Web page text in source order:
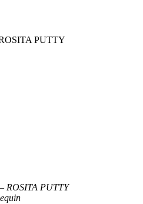
PUTTY
– ROSITA PUTTY